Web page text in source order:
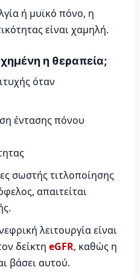
ή μυϊκό πόνο, η
είναι χαμηλή.
η θεραπεία;
όταν
έντασης πόνου
σωστής τιτλοποίησης
απαιτείται
λειτουργία είναι
δείκτη eGFR, καθώς η
βάσει αυτού.